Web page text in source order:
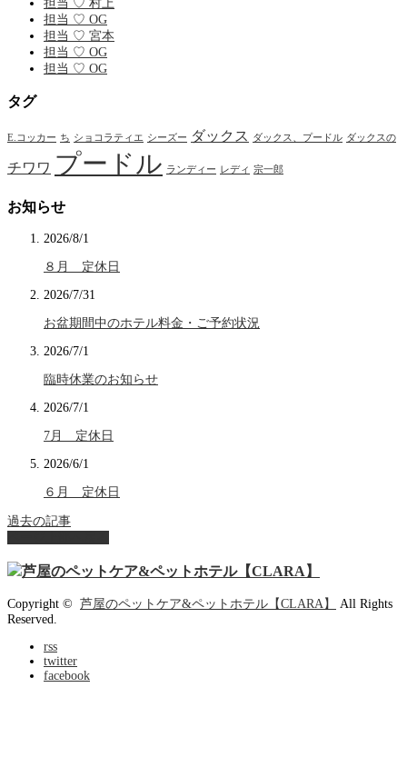
担当 ♡ 村上
担当 ♡ OG
担当 ♡ 宮本
担当 ♡ OG
担当 ♡ OG
タグ
E.コッカー ち ショコラティエ シーズー ダックス ダックス、プードル ダックスの
チワワ プードル ランディー レディ 宗一郎
お知らせ
2026/8/1
８月 定休日
2026/7/31
お盆期間中のホテル料金・ご予約状況
2026/7/1
臨時休業のお知らせ
2026/7/1
7月 定休日
2026/6/1
６月 定休日
過去の記事
Copyright © 芦屋のペットケア&ペットホテル【CLARA】
All Rights
Reserved.
rss
twitter
facebook